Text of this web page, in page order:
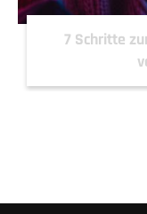
7 Schritte